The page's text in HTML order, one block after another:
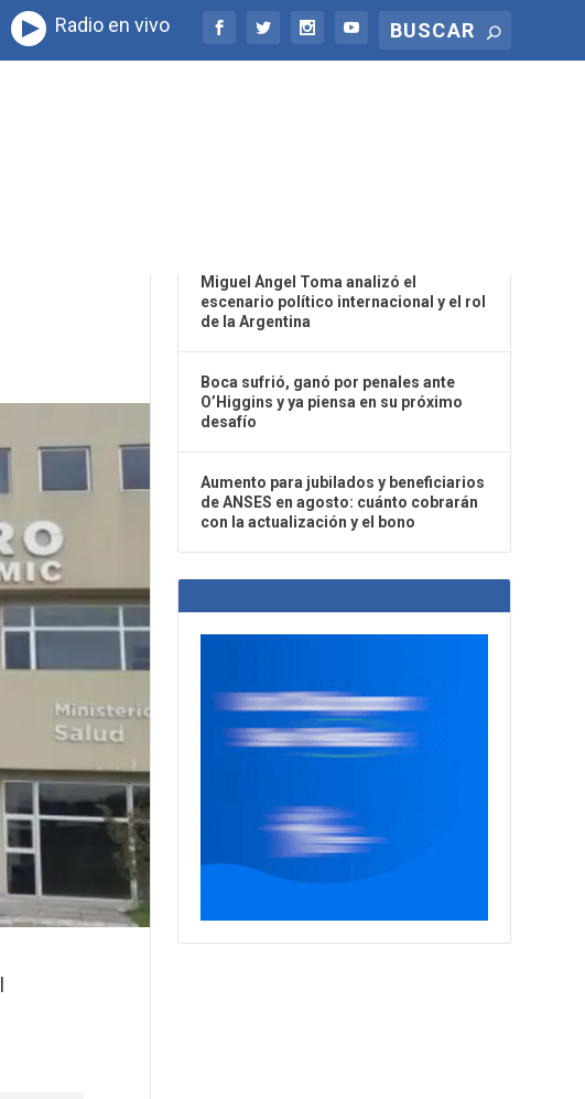
Radio en vivo
Miguel Ángel Toma analizó el
escenario político internacional y el rol
de la Argentina
Boca sufrió, ganó por penales ante
O’Higgins y ya piensa en su próximo
desafío
Aumento para jubilados y beneficiarios
de ANSES en agosto: cuánto cobrarán
con la actualización y el bono